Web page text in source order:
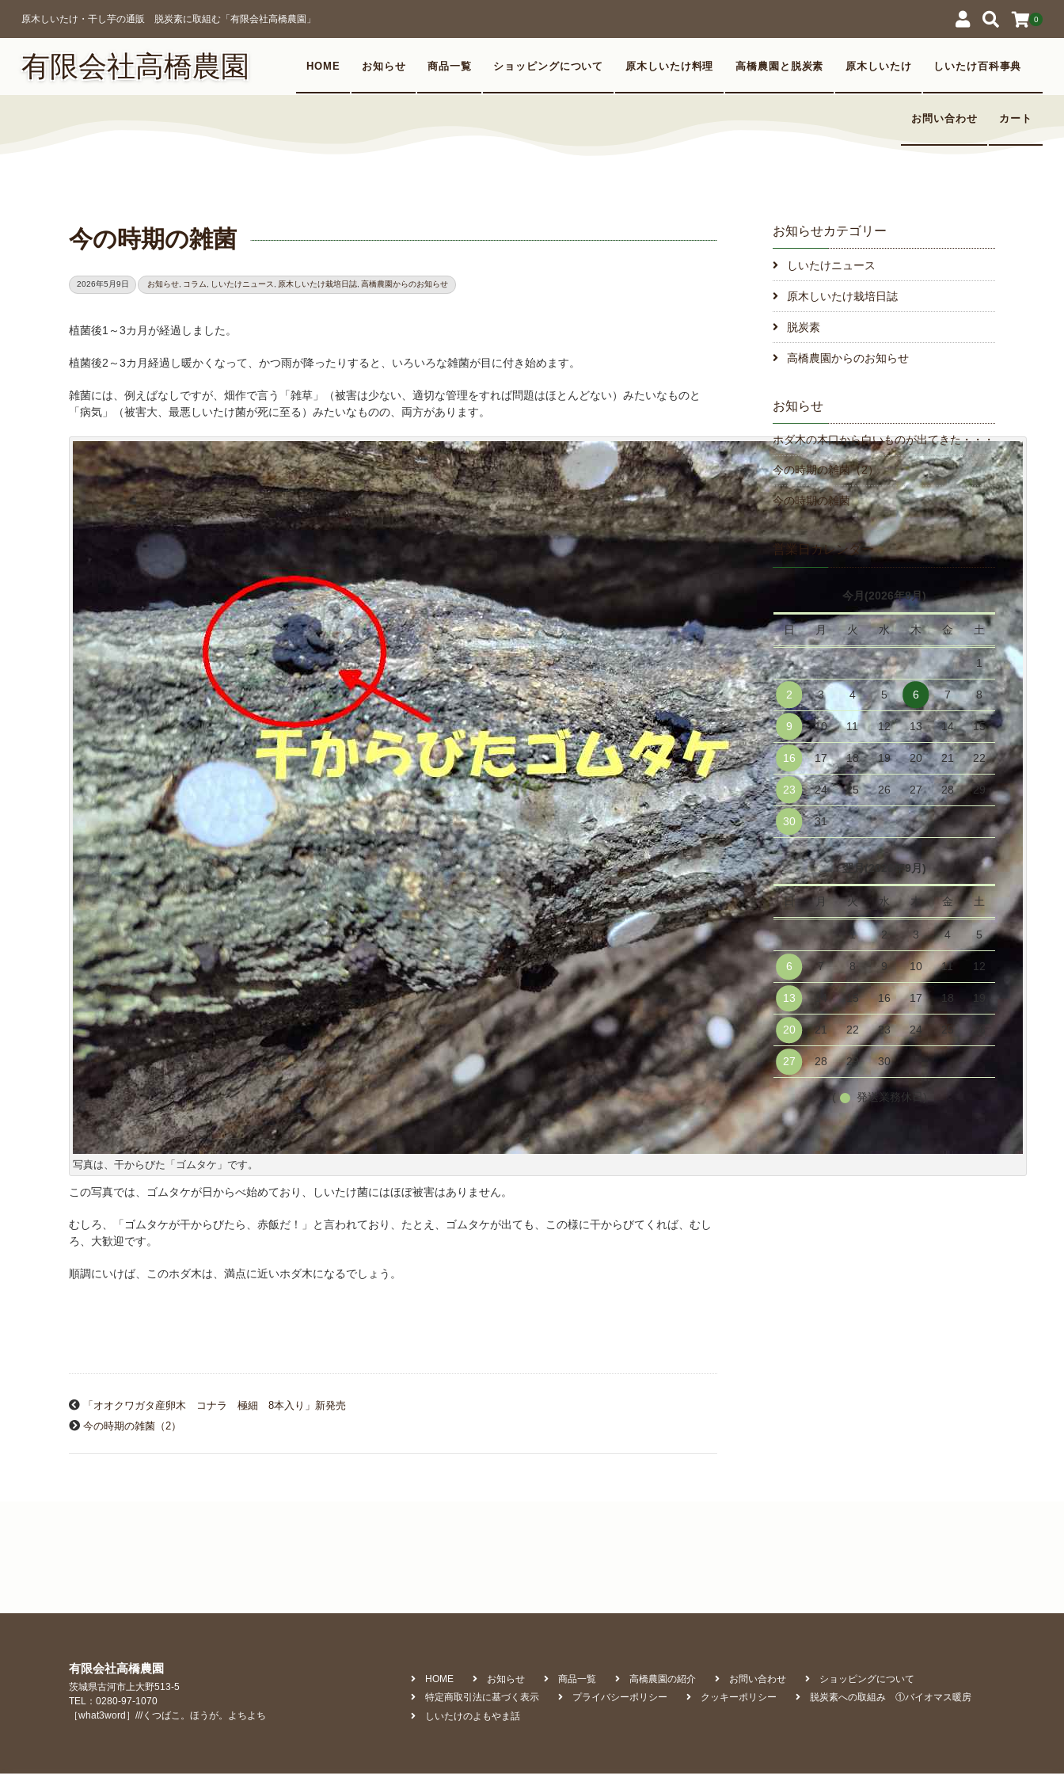
0
HOME お知らせ 商品一覧 ショッピングについて 原木しいたけ料理 高橋農園と脱炭素 原木しいたけ しいたけ百科事典
お問い合わせ カート
有限会社高橋農園
原木しいたけ・干し芋の通販 脱炭素に取組む「有限会社高橋農園」
今の時期の雑菌
2026年5月9日 お知らせ, コラム, しいたけニュース, 原木しいたけ栽培日誌, 高橋農園からのお知らせ
植菌後1～3カ月が経過しました。
植菌後2～3カ月経過し暖かくなって、かつ雨が降ったりすると、いろいろな雑菌が目に付き始めます。
雑菌には、例えばなしですが、畑作で言う「雑草」（被害は少ない、適切な管理をすれば問題はほとんどない）みたいなものと
「病気」（被害大、最悪しいたけ菌が死に至る）みたいなものの、両方があります。
写真は、干からびた「ゴムタケ」です。
この写真では、ゴムタケが日からべ始めており、しいたけ菌にはほぼ被害はありません。
むしろ、「ゴムタケが干からびたら、赤飯だ！」と言われており、たとえ、ゴムタケが出ても、この様に干からびてくれば、むし
ろ、大歓迎です。
順調にいけば、このホダ木は、満点に近いホダ木になるでしょう。
「オオクワガタ産卵木 コナラ 極細 8本入り」新発売
今の時期の雑菌（2）
お知らせカテゴリー
しいたけニュース
原木しいたけ栽培日誌
脱炭素
高橋農園からのお知らせ
お知らせ
ホダ木の木口から白いものが出てきた・・・
今の時期の雑菌（2）
今の時期の雑菌
営業日カレンダー
今月(2026年8月)
日 月 火 水 木 金 土
1
2 3 4 5 6 7 8
9 10 11 12 13 14 15
16 17 18 19 20 21 22
23 24 25 26 27 28 29
30 31
翌月(2026年9月)
日 月 火 水 木 金 土
1 2 3 4 5
6 7 8 9 10 11 12
13 14 15 16 17 18 19
20 21 22 23 24 25
27 28 29 30
( 発送業務休日)
有限会社高橋農園
茨城県古河市上大野513-5
TEL：0280-97-1070
［what3word］///くつばこ。ほうが。よちよち
HOME お知らせ 商品一覧 高橋農園の紹介 お問い合わせ
ショッピングについて
特定商取引法に基づく表示
プライバシーポリシー クッキーポリシー
脱炭素への取組み ①バイオマス暖房
しいたけのよもやま話